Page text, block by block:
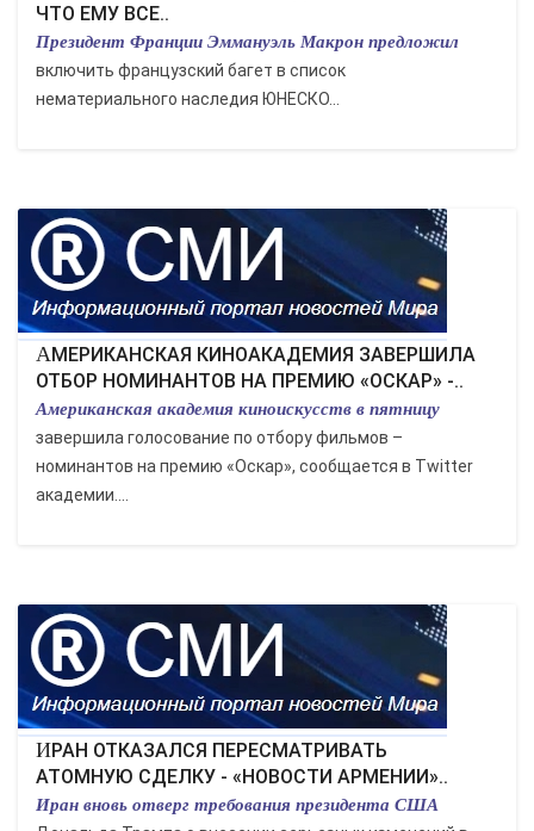
ЧТО ЕМУ ВСЕ..
Президент Франции Эммануэль Макрон предложил
включить французский багет в список
нематериального наследия ЮНЕСКО...
АМЕРИКАНСКАЯ КИНОАКАДЕМИЯ ЗАВЕРШИЛА
ОТБОР НОМИНАНТОВ НА ПРЕМИЮ «ОСКАР» -..
Американская академия киноискусств в пятницу
завершила голосование по отбору фильмов –
номинантов на премию «Оскар», сообщается в Twitter
академии....
ИРАН ОТКАЗАЛСЯ ПЕРЕСМАТРИВАТЬ
АТОМНУЮ СДЕЛКУ - «НОВОСТИ АРМЕНИИ»..
Иран вновь отверг требования президента США